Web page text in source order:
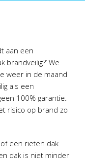
aan een
brandveilig?’ We
weer in de maand
als een
100% garantie.
risico op brand zo
of een rieten dak
dak is niet minder